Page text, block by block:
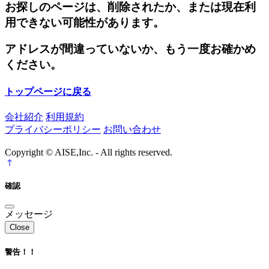
お探しのページは、削除されたか、または現在利
用できない可能性があります。
アドレスが間違っていないか、もう一度お確かめ
ください。
トップページに戻る
会社紹介 利用規約
プライバシーポリシー お問い合わせ
Copyright © AISE,Inc. - All rights reserved.
確認
メッセージ
Close
警告！！